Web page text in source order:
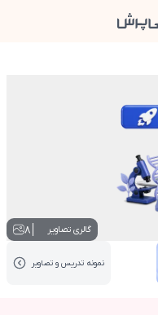
گالری تصاویر 8
نمونه تدریس‌ و تصاویر